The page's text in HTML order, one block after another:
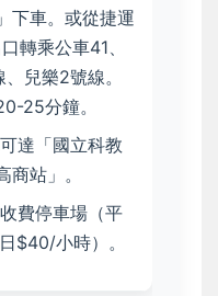
下車。或從捷運
轉乘公車41、
兒樂2號線。
25分鐘。
達「國立科教
站」。
費停車場（平
$40/小時）。